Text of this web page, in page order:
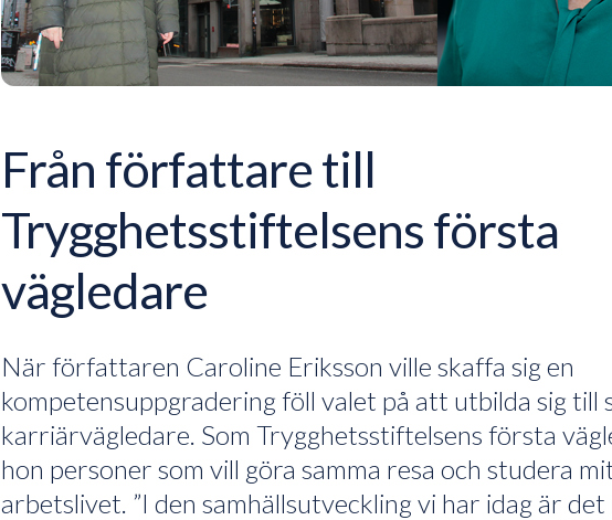
Från författare till
Trygghetsstiftelsens första
vägledare
När författaren Caroline Eriksson ville skaffa sig en
kompetensuppgradering föll valet på att utbilda sig till
karriärvägledare. Som Trygghetsstiftelsens första
hon personer som vill göra samma resa och studera
arbetslivet. ”I den samhällsutveckling vi har idag är